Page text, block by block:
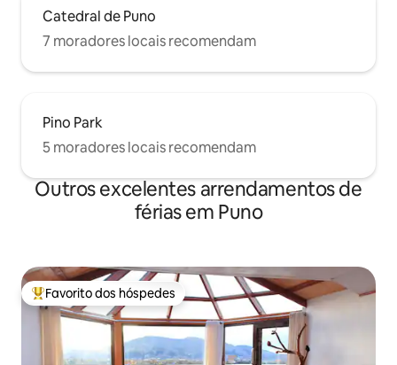
Catedral de Puno
7 moradores locais recomendam
Pino Park
5 moradores locais recomendam
Outros excelentes arrendamentos de
férias em Puno
Favoritos dos hóspedes mais apreciados
Favorito dos hóspedes